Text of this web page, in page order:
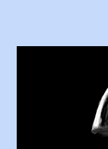
Nesrin’in
havuzunun
duruyor. Havuzun
yüzücüleri.
Sadece 4 kız